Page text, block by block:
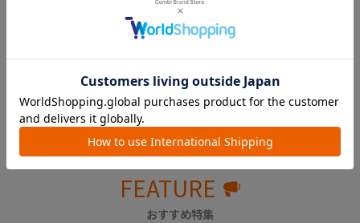
￥880
18 件あります
FEATURE
おすすめ特集